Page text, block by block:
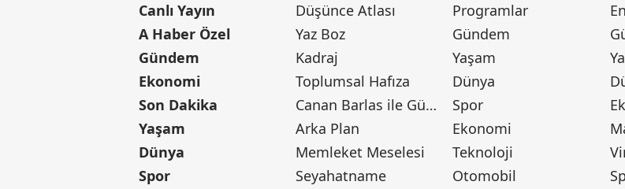
Canlı Yayın
A Haber Özel
Gündem
Ekonomi
Son Dakika
Yaşam
Dünya
Spor
Düşünce Atlası
Yaz Boz
Kadraj
Toplumsal Hafıza
Canan Barlas ile Gündem
Arka Plan
Memleket Meselesi
Seyahatname
Programlar
Gündem
Yaşam
Dünya
Spor
Ekonomi
Teknoloji
Otomobil